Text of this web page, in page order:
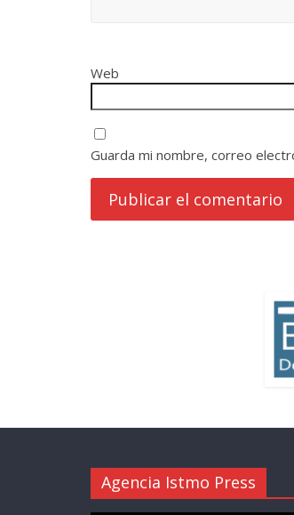
Web
Guarda mi nombre, correo
Agencia Istmo Press